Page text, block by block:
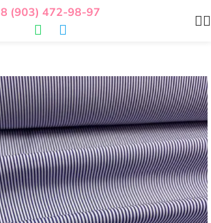
8 (903) 472-98-97